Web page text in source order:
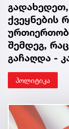
ქვეყნების
შემდეგ,
გაჩაღდა -
პოლიტიკა